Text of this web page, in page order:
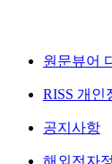
원문뷰어
RISS 개인
공지사항
해외전자